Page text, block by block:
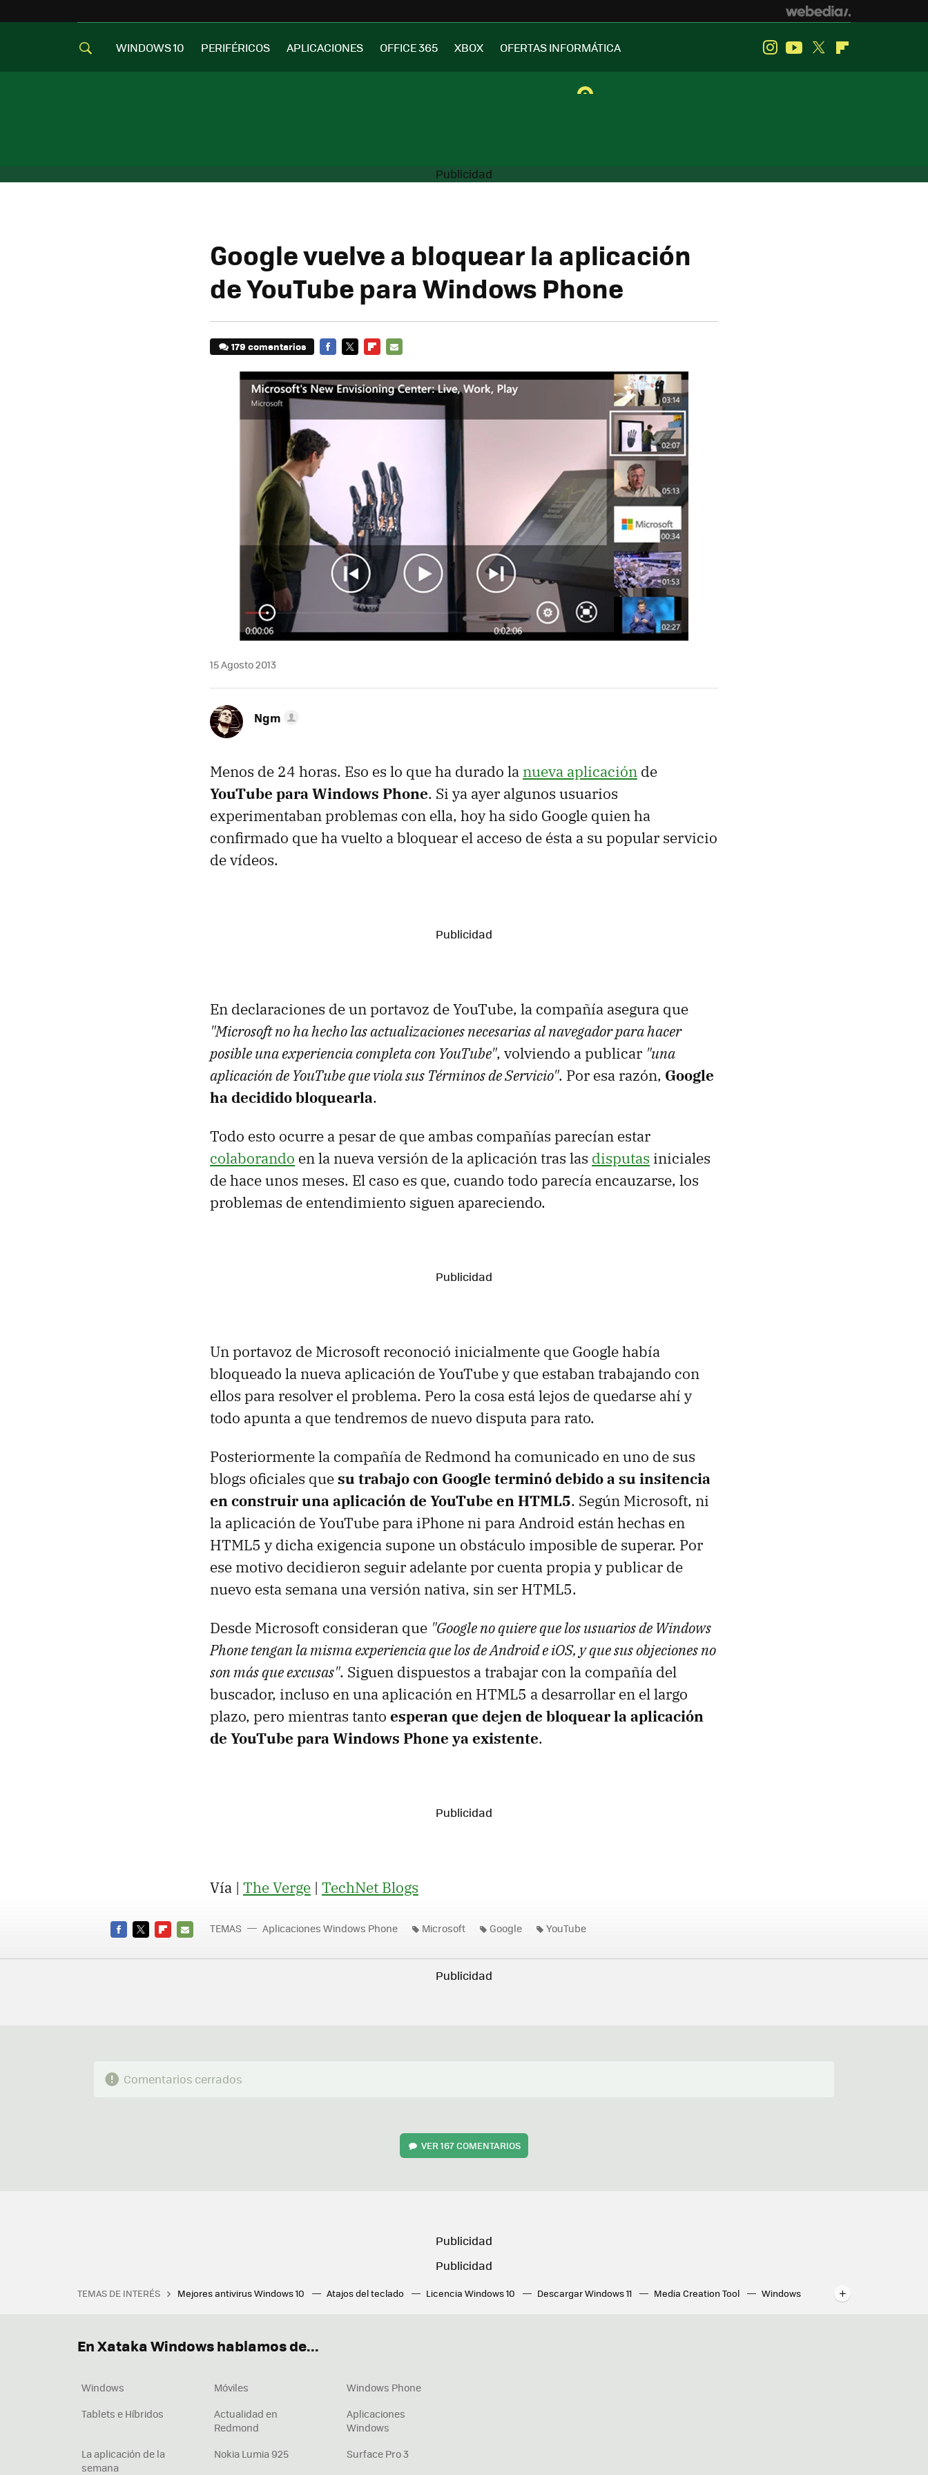
WINDOWS 10 PERIFÉRICOS APLICACIONES OFFICE 365 XBOX OFERTAS INFORMÁTICA InstagramYoutube
Twitter
Google vuelve a bloquear la aplicación
de YouTube para Windows Phone
179 comentarios
MAIL
15 Agosto 2013
Ngm
Menos de 24 horas. Eso es lo que ha durado la nueva aplicación de
YouTube para Windows Phone. Si ya ayer algunos usuarios
experimentaban problemas con ella, hoy ha sido Google quien ha
confirmado que ha vuelto a bloquear el acceso de ésta a su popular servicio
de vídeos.
En declaraciones de un portavoz de YouTube, la compañía asegura que
"Microsoft no ha hecho las actualizaciones necesarias al navegador para hacer
posible una experiencia completa con YouTube", volviendo a publicar "una
aplicación de YouTube que viola sus Términos de Servicio". Por esa razón, Google
ha decidido bloquearla.
Todo esto ocurre a pesar de que ambas compañías parecían estar
colaborando en la nueva versión de la aplicación tras las disputas iniciales
de hace unos meses. El caso es que, cuando todo parecía encauzarse, los
problemas de entendimiento siguen apareciendo.
Un portavoz de Microsoft reconoció inicialmente que Google había
bloqueado la nueva aplicación de YouTube y que estaban trabajando con
ellos para resolver el problema. Pero la cosa está lejos de quedarse ahí y
todo apunta a que tendremos de nuevo disputa para rato.
Posteriormente la compañía de Redmond ha comunicado en uno de sus
blogs oficiales quesu trabajo con Google terminó debido a su insitencia
en construir una aplicación de YouTube en HTML5. Según Microsoft, ni
la aplicación de YouTube para iPhone ni para Android están hechas en
HTML5 y dicha exigencia supone un obstáculo imposible de superar. Por
ese motivo decidieron seguir adelante por cuenta propia y publicar de
nuevo esta semana una versión nativa, sin ser HTML5.
Desde Microsoft consideran que "Google no quiere que los usuarios de Windows
Phone tengan la misma experiencia que los de Android e iOS, y que sus objeciones no
son más que excusas". Siguen dispuestos a trabajar con la compañía del
buscador, incluso en una aplicación en HTML5 a desarrollar en el largo
plazo, pero mientras tanto esperan que dejen de bloquear la aplicación
de YouTube para Windows Phone ya existente.
Vía | The Verge | TechNet Blogs
MAIL
TEMAS Aplicaciones Windows Phone Microsoft Google YouTube
Comentarios cerrados
VER167 COMENTARIOS
TEMAS DE INTERÉS Mejores antivirus Windows 10 Atajos del teclado Licencia Windows 10 Descargar Windows 11 Media Creation Tool
Windows
En Xataka Windows hablamos de...
Windows Móviles
Windows Phone
Tablets e Híbridos
Actualidad en
Redmond
Aplicaciones
Windows
La aplicación de la
semana
Nokia Lumia 925 Surface Pro 3